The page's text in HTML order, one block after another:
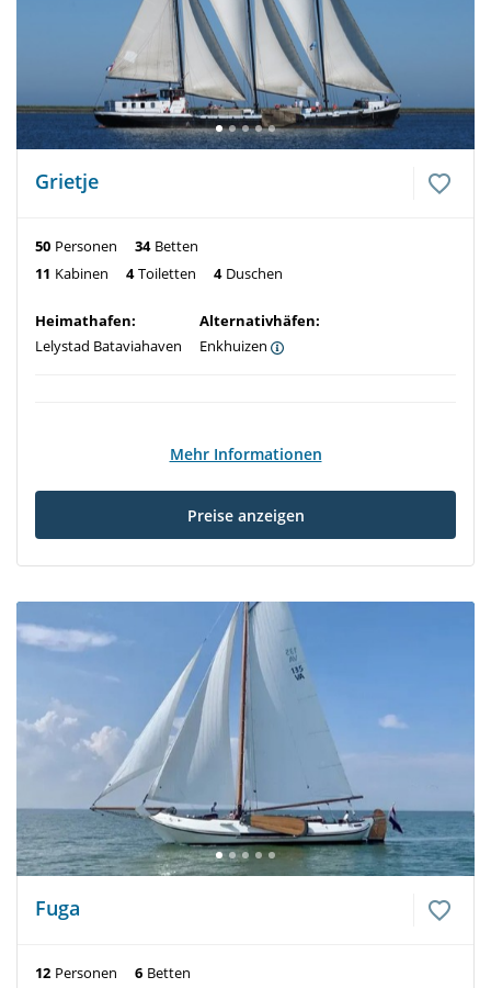
Grietje
50 Personen 34 Betten
11 Kabinen 4 Toiletten 4 Duschen
Heimathafen:
Lelystad Bataviahaven
Alternativhäfen:
Enkhuizen
Mehr Informationen
Preise anzeigen
Fuga
12 Personen 6 Betten